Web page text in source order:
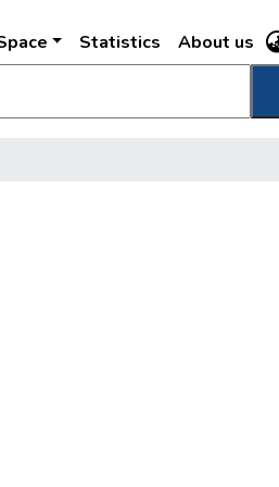
Statistics About us